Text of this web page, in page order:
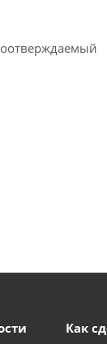
Как